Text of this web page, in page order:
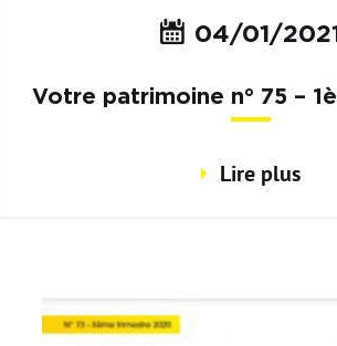
04/01/
Votre patrimoine n° 75 –
Lire plus